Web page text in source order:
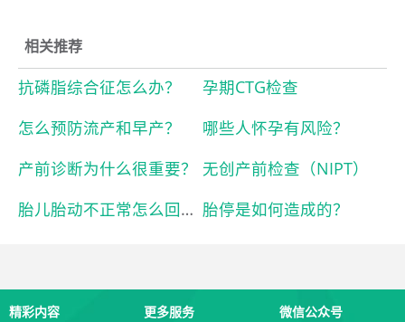
相关推荐
抗磷脂综合征怎么办？
孕期CTG检查
怎么预防流产和早产？
哪些人怀孕有风险？
产前诊断为什么很重要？
无创产前检查（NIPT）
胎儿胎动不正常怎么回事？ 胎停是如何造成的？
精彩内容 更多服务 微信公众号